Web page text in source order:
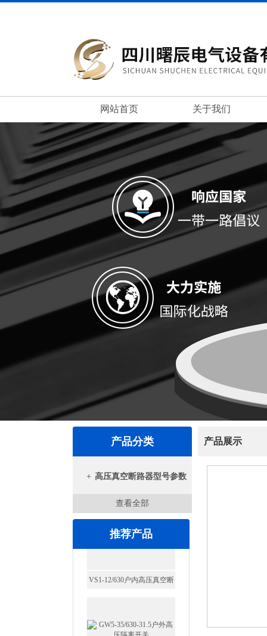
网站首页 关于我们
产品分类
+ 高压真空断路器型号参数
查看全部
推荐产品
GW5-35/630-31.5户外高压隔
产品展示